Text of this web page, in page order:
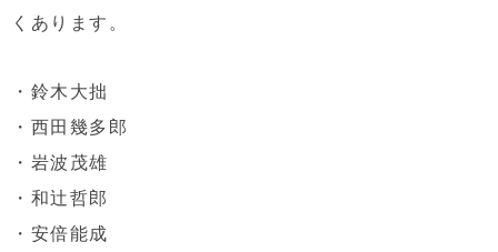
くあります。
・鈴木大拙
・西田幾多郎
・岩波茂雄
・和辻哲郎
・安倍能成